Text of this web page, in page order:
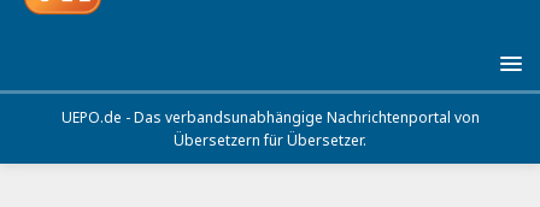
UEPO.de - Das verbandsunabhängige Nachrichtenportal von
Übersetzern für Übersetzer.